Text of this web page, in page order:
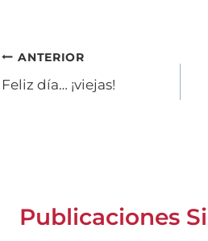
Navegación
de
ANTERIOR
Feliz día… ¡viejas!
Publicaciones